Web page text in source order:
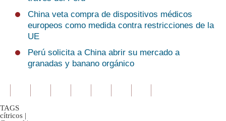
China veta compra de dispositivos médicos
europeos como medida contra restricciones de la
UE
Perú solicita a China abrir su mercado a
granadas y banano orgánico
TAGS
cítricos |